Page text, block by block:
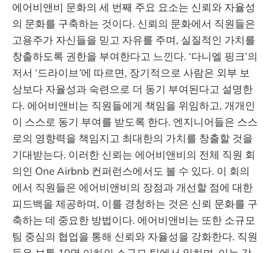
에어비앤비 문화의 세 번째 주요 요소는 신뢰와 자율성
의 문화를 구축하는 것이다. 신뢰의 문화에서 직원들은
고용주가 자신들을 믿고 자유를 주며, 실질적인 가치를
창출하도록 권한을 부여한다고 느낀다. ‘다니엘 핑크’의
저서 ‘드라이브 ’에 따르면, 장기적으로 사람은 외부 보
상보다 자율성과 숙련으로 더 동기 부여된다고 설명한
다. 에어비앤비는 직원들에게 책임을 위임하고, 개개인
이 스스로 동기 부여를 받도록 한다. 엔지니어들은 스스
로의 영향력을 책임지고 최대한의 가치를 창출할 것을
기대받는다. 이러한 신뢰는 에어비앤비의 전체 직원 회
의인 One Airbnb 컨퍼런스에서도 볼 수 있다. 이 회의
에서 직원들은 에어비앤비의 장점과 개선할 점에 대한
피드백을 제공하며, 이를 경청하는 것은 신뢰 문화를 구
축하는 데 중요한 방법이다. 에어비앤비는 또한 소규모
팀 중심의 협업을 통해 신뢰와 자율성을 강화한다. 직원